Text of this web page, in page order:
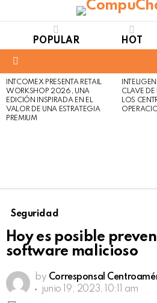
POPULAR HOT
LATEST
STORIES
INTCOMEX PRESENTA RETAIL
WORKSHOP 2026, UNA
EDICIÓN INSPIRADA EN EL
VALOR DE UNA ESTRATEGIA
PREMIUM
CLAVE DE
LOS
Seguridad
Hoy es posible
software malicioso
by Corresponsal
junio 19, 2023, 10:11 am